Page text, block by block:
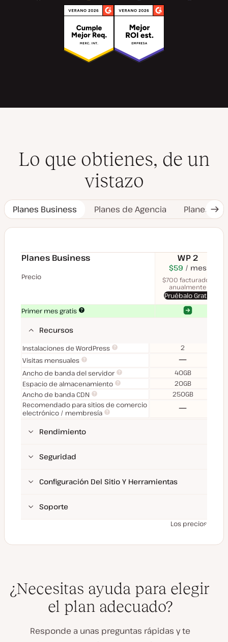
Lo que obtienes, de un
vistazo
Planes Business Planes de Agencia Planes
Planes Business WP 2
Precio
USD
mes
$59 USD
mes
$700 facturados
anualmente
Pruébalo Gratis
Primer mes gratis
Sí
Recursos
Instalaciones de WordPress
2
Visitas mensuales
Ancho de banda del servidor
40GB
Espacio de almacenamiento
20GB
Ancho de banda CDN
250GB
Recomendado para sitios de comercio
electrónico / membresía
Rendimiento
Seguridad
Configuración Del Sitio Y Herramientas
Soporte
Los precios no
¿Necesitas ayuda para elegir
el plan adecuado?
Responde a unas preguntas rápidas y te